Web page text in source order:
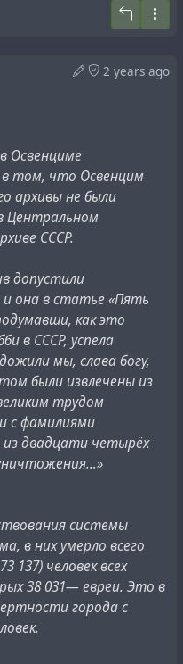
three times
effects of his flight
Tuesday. (note: Tuesday
the first man into space
alive, according to well-
is understood to be
flight.
and leading space
observation.
the flight, said to
издании
в которой этот
читателям, что
Республик (СССР)
7 апреля и что этот
здравии. Более
в статье La Presse,
космонавта, который,
В статье
приведен рисунок
2 years ago
Освенциме
в том, что Освенцим
архивы не были
Центральном
СССР.
допустили
и она в статье «Пять
как это
в СССР, успела
мы, слава богу,
были извлечены из
трудом
с фамилиями
из двадцати четырёх
системы
в них умерло всего
137) человек всех
38 031— евреи. Это в
города с